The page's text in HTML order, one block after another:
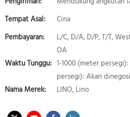
Tempat Asal:
Cina
Pembayaran:
L/C, D/A, D/P, T/T,
OA
Waktu Tunggu: 1-1000 (meter
persegi): Akan
Nama Merek:
LINO, Lino